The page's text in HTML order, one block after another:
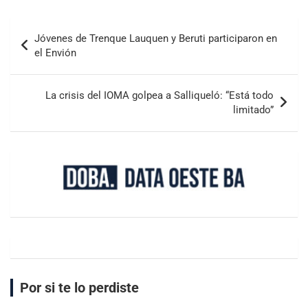
Jóvenes de Trenque Lauquen y Beruti participaron en
el Envión
La crisis del IOMA golpea a Salliqueló: “Está todo
limitado”
Por si te lo perdiste